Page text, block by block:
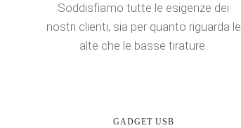
Soddisfiamo tutte le esigenze dei
nostri clienti, sia per quanto riguarda le
alte che le basse tirature.
GADGET USB